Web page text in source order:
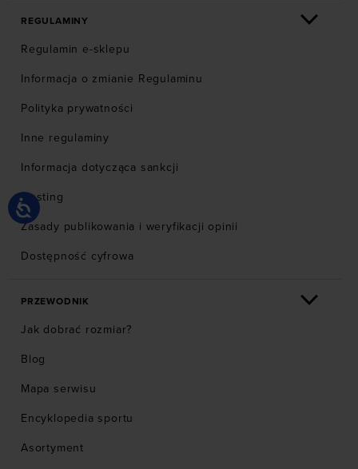
REGULAMINY
Regulamin e-sklepu
Informacja o zmianie Regulaminu
Polityka prywatności
Inne regulaminy
Informacja dotycząca sankcji
Hosting
Zasady publikowania i weryfikacji opinii
Dostępność cyfrowa
PRZEWODNIK
Jak dobrać rozmiar?
Blog
Mapa serwisu
Encyklopedia sportu
Asortyment